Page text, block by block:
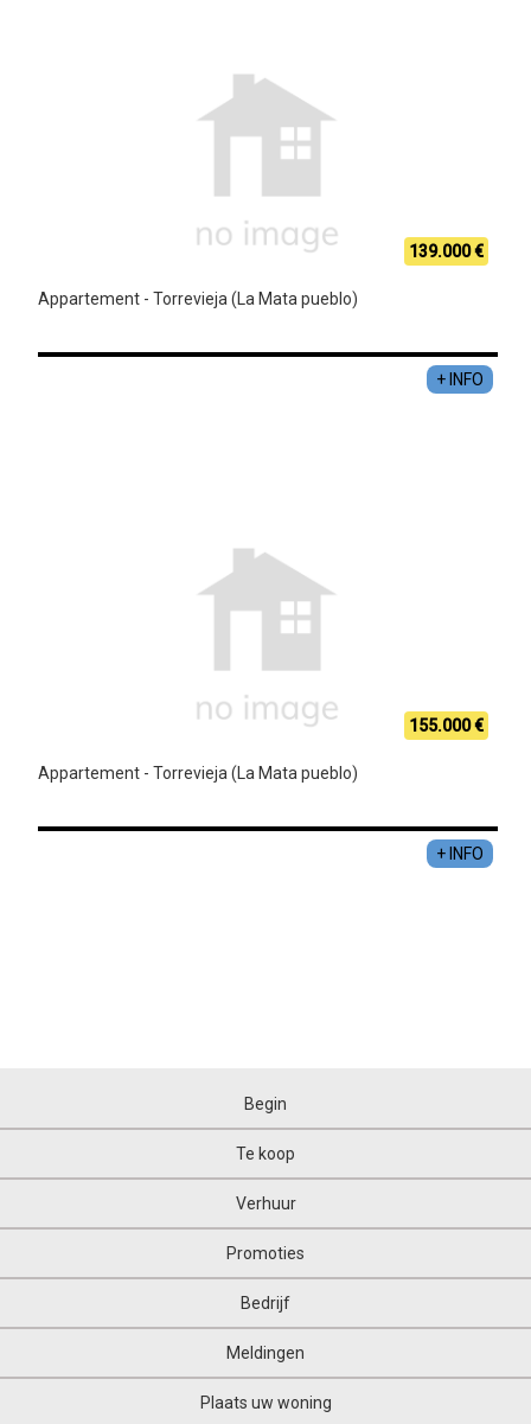
139.000 €
Appartement - Torrevieja (La Mata pueblo)
+ INFO
155.000 €
Appartement - Torrevieja (La Mata pueblo)
+ INFO
Begin
Te koop
Verhuur
Promoties
Bedrijf
Meldingen
Plaats uw woning